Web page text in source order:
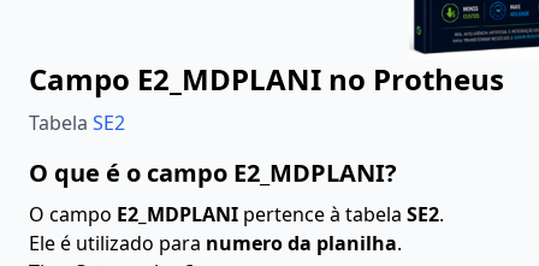
Campo E2_MDPLANI no Protheus
Tabela SE2
O que é o campo E2_MDPLANI?
O campo E2_MDPLANI pertence à tabela SE2.
Ele é utilizado para numero da planilha.